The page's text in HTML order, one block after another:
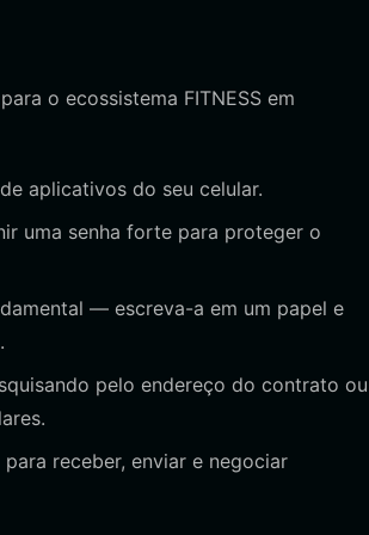
o ecossistema FITNESS em
aplicativos do seu celular.
uma senha forte para proteger o
— escreva-a em um papel e
pelo endereço do contrato ou
receber, enviar e negociar